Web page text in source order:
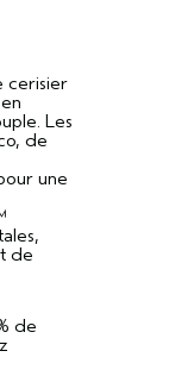
cerisier
Les
de
une
de
de